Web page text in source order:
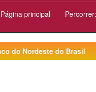
principal Percorrer:
do Nordeste do Brasil